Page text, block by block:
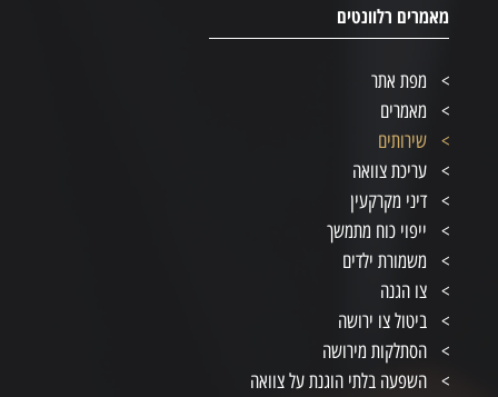
מאמרים רלוונטים
מפת אתר
מאמרים
שירותים
עריכת צוואה
דיני מקרקעין
ייפוי כוח מתמשך
משמורת ילדים
צו הגנה
ביטול צו ירושה
הסתלקות מירושה
השפעה בלתי הוגנת על צוואה